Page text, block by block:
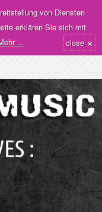
von Diensten
erklären Sie sich mit
... close ×
: